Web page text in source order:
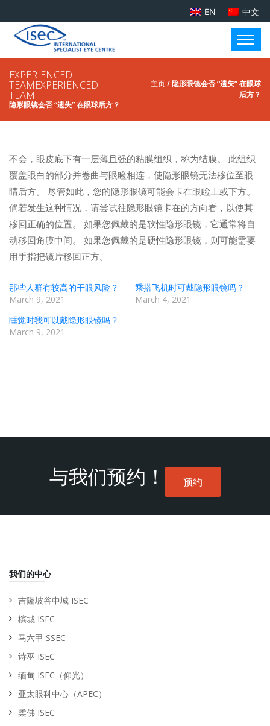
EN 中文
EXPERIENCED
TEAMEXPERIENCED
TEAM
隐形眼镜会否 “遗失” 在眼球后方？
主页/ 隐形眼镜会否 “遗失” 在眼球
后方？
不会，眼皮底下有一层薄且强的粘膜组织，称为结膜。 此组织
覆盖眼白的部分并卷曲与眼睑相连，使隐形眼镜无法移位至眼
睛后方。 尽管如此，您的隐形眼镜可能会卡在眼睑上或下方。
倘若发生这种情况，请尝试往隐形眼镜卡在的方向看，以使其
移回正确的位置。 如果您佩戴的是软性隐形眼镜，它通常将自
动移回角膜中间。 如果您佩戴的是硬性隐形眼镜，则可能需要
用手指把镜片移回正方。
那些人群有较高的干眼风险？
March 9, 2021
乘搭飞机时可戴隐形眼镜吗？
March 4, 2021
睡觉时我可以戴隐形眼镜吗？
March 9, 2021
与我们预约！ 预约
我们的中心
吉隆坡谷中城 ISEC
槟城 ISEC
马六甲 SSEC
诗巫 ISEC
缅甸 ISEC（仰光）
亚太眼科中心（APEC）
柔佛 ISEC